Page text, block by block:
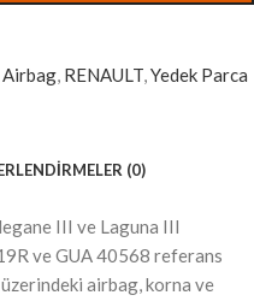
Airbag, RENAULT,Yedek Parca
(0)
III ve Laguna III
ve GUA 40568 referans
airbag, korna ve